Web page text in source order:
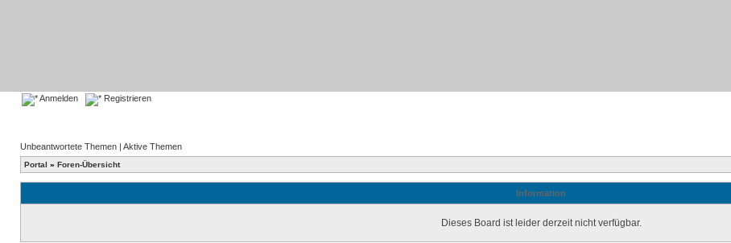
Anmelden Registrieren
Unbeantwortete Themen | Aktive Themen
Portal » Foren-Übersicht
Information
Dieses Board ist leider derzeit nicht verfügbar.